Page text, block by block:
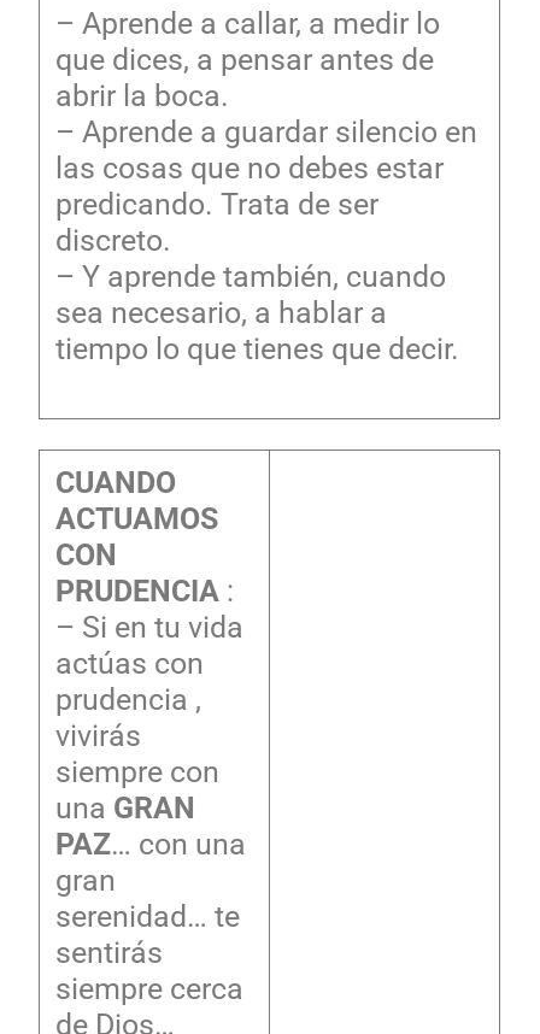
– Aprende a callar, a medir lo
que dices, a pensar antes de
abrir la boca.
– Aprende a guardar silencio en
las cosas que no debes estar
predicando. Trata de ser
discreto.
– Y aprende también, cuando
sea necesario, a hablar a
tiempo lo que tienes que decir.
CUANDO
ACTUAMOS
CON
PRUDENCIA:
– Si en tu vida
actúas con
prudencia ,
vivirás
siempre con
una GRAN
PAZ… con una
gran
serenidad… te
sentirás
siempre cerca
de Dios…